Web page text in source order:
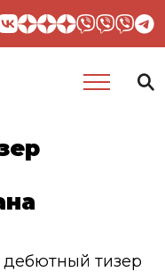
дебютный тизер